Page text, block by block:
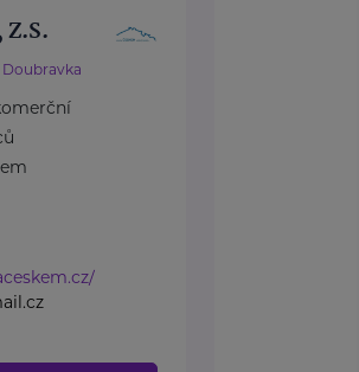
Z.S.
Doubravka